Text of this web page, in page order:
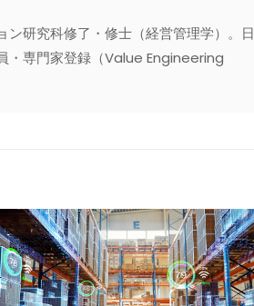
研究科修了・修士（経営管理学）。日
・専門家登録（Value Engineering